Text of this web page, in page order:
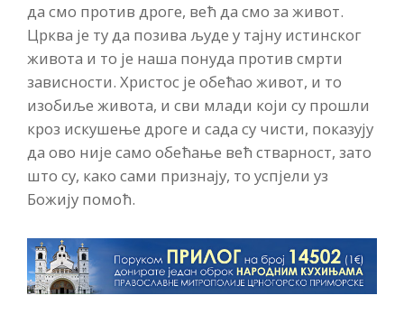
да смо против дроге, већ да смо за живот.
Црква је ту да позива људе у тајну истинског
живота и то је наша понуда против смрти
зависности. Христос је обећао живот, и то
изобиље живота, и сви млади који су прошли
кроз искушење дроге и сада су чисти, показују
да ово није само обећање већ стварност, зато
што су, како сами признају, то успјели уз
Божију помоћ.